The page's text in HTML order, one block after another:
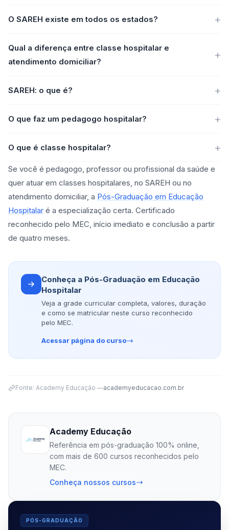
O SAREH existe em todos os estados?
Qual a diferença entre classe hospitalar e
atendimento domiciliar?
SAREH: o que é?
O que faz um pedagogo hospitalar?
O que é classe hospitalar?
Se você é pedagogo, professor ou profissional da saúde e
quer atuar em classes hospitalares, no SAREH ou no
atendimento domiciliar, a Pós-Graduação em Educação
Hospitalar é a especialização certa. Certificado
reconhecido pelo MEC, início imediato e conclusão a partir
de quatro meses.
Conheça a Pós-Graduação em Educação
Hospitalar
Veja a grade curricular completa, valores, duração
e como se matricular neste curso reconhecido
pelo MEC.
Acessar página do curso
Fonte: Academy Educação —academyeducacao.com.br
Academy Educação
Referência em pós-graduação 100% online,
com mais de 600 cursos reconhecidos pelo
MEC.
Conheça nossos cursos
PÓS-GRADUAÇÃO